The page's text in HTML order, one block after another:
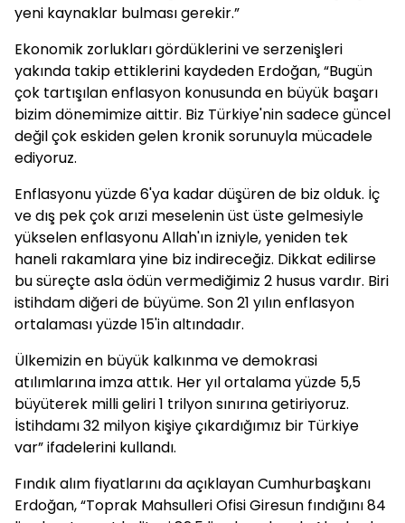
yeni kaynaklar bulması gerekir.”
Ekonomik zorlukları gördüklerini ve serzenişleri
yakında takip ettiklerini kaydeden Erdoğan, “Bugün
çok tartışılan enflasyon konusunda en büyük başarı
bizim dönemimize aittir. Biz Türkiye'nin sadece güncel
değil çok eskiden gelen kronik sorunuyla mücadele
ediyoruz.
Enflasyonu yüzde 6'ya kadar düşüren de biz olduk. İç
ve dış pek çok arızi meselenin üst üste gelmesiyle
yükselen enflasyonu Allah'ın izniyle, yeniden tek
haneli rakamlara yine biz indireceğiz. Dikkat edilirse
bu süreçte asla ödün vermediğimiz 2 husus vardır. Biri
istihdam diğeri de büyüme. Son 21 yılın enflasyon
ortalaması yüzde 15'in altındadır.
Ülkemizin en büyük kalkınma ve demokrasi
atılımlarına imza attık. Her yıl ortalama yüzde 5,5
büyüterek milli geliri 1 trilyon sınırına getiriyoruz.
İstihdamı 32 milyon kişiye çıkardığımız bir Türkiye
var” ifadelerini kullandı.
Fındık alım fiyatlarını da açıklayan Cumhurbaşkanı
Erdoğan, “Toprak Mahsulleri Ofisi Giresun fındığını 84